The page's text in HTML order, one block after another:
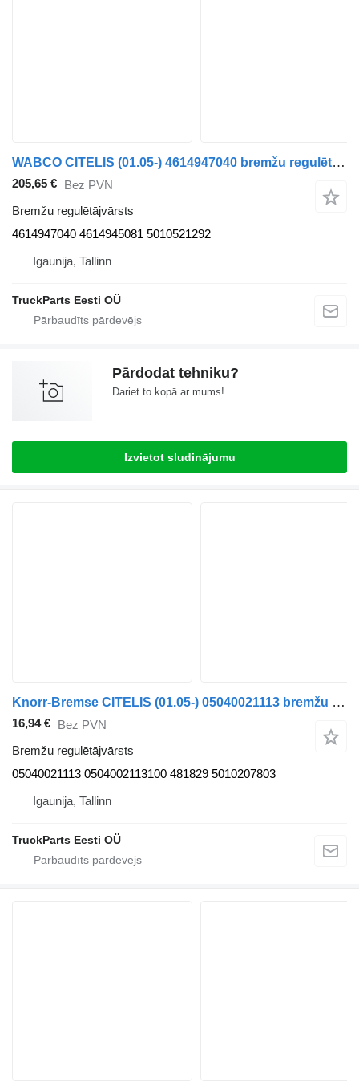
WABCO CITELIS (01.05-) 4614947040 bremžu regulētājvārsts paredzēts Irisbus Access, Evadys, Axer, Karosa, Recreo, Domino, Agora, Citelis, Eurorider (1999-) autobusa
205,65 € Bez PVN
Bremžu regulētājvārsts
4614947040 4614945081 5010521292
Igaunija, Tallinn
TruckParts Eesti OÜ
Pārdodat tehniku?
Dariet to kopā ar mums!
Izvietot sludinājumu
Knorr-Bremse CITELIS (01.05-) 05040021113 bremžu regulētājvārsts paredzēts Irisbus Access, Evadys, Axer, Karosa, Recreo, Domino, Agora, Citelis, Eurorider (1999-) autobusa
16,94 € Bez PVN
Bremžu regulētājvārsts
05040021113 0504002113100 481829 5010207803
Igaunija, Tallinn
TruckParts Eesti OÜ